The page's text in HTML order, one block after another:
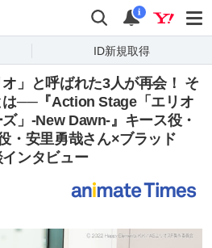
検索 通知
i
ID新規取得
」と呼ばれた3人が再会！ そ
は──『Action Stage「エリオ
」-New Dawn-』キース役・
・安里勇哉さん×ブラッド
ンタビュー